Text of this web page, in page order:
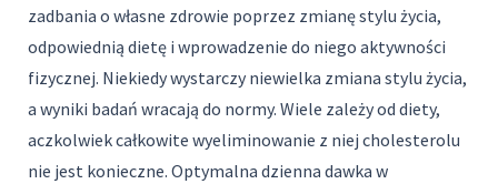
zadbania o własne zdrowie poprzez zmianę stylu życia,
odpowiednią dietę i wprowadzenie do niego aktywności
fizycznej. Niekiedy wystarczy niewielka zmiana stylu życia,
a wyniki badań wracają do normy. Wiele zależy od diety,
aczkolwiek całkowite wyeliminowanie z niej cholesterolu
nie jest konieczne. Optymalna dzienna dawka w